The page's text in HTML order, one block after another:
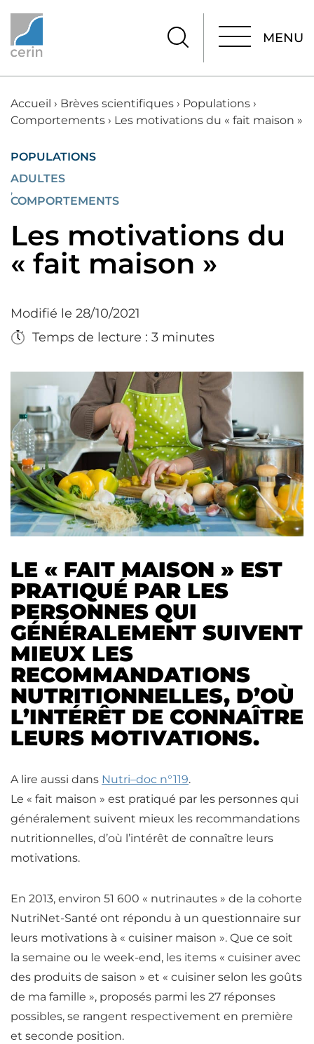
MENU
Accueil › Brèves scientifiques › Populations ›
Comportements › Les motivations du « fait maison »
POPULATIONS
ADULTES
,
COMPORTEMENTS
Les motivations du
« fait maison »
Modifié le 28/10/2021
Temps de lecture : 3 minutes
LE « FAIT MAISON » EST
PRATIQUÉ PAR LES
PERSONNES QUI
GÉNÉRALEMENT SUIVENT
MIEUX LES
RECOMMANDATIONS
NUTRITIONNELLES, D’OÙ
L’INTÉRÊT DE CONNAÎTRE
LEURS MOTIVATIONS.
A lire aussi dans Nutri–doc n°119.
Le « fait maison » est pratiqué par les personnes qui
généralement suivent mieux les recommandations
nutritionnelles, d’où l’intérêt de connaître leurs
motivations.
En 2013, environ 51 600 « nutrinautes » de la cohorte
NutriNet-Santé ont répondu à un questionnaire sur
leurs motivations à « cuisiner maison ». Que ce soit
la semaine ou le week-end, les items « cuisiner avec
des produits de saison » et « cuisiner selon les goûts
de ma famille », proposés parmi les 27 réponses
possibles, se rangent respectivement en première
et seconde position.